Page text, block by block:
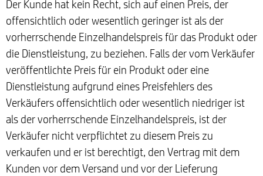
Der Kunde hat kein Recht, sich auf einen Preis, der
offensichtlich oder wesentlich geringer ist als der
vorherrschende Einzelhandelspreis für das Produkt oder
die Dienstleistung, zu beziehen. Falls der vom Verkäufer
veröffentlichte Preis für ein Produkt oder eine
Dienstleistung aufgrund eines Preisfehlers des
Verkäufers offensichtlich oder wesentlich niedriger ist
als der vorherrschende Einzelhandelspreis, ist der
Verkäufer nicht verpflichtet zu diesem Preis zu
verkaufen und er ist berechtigt, den Vertrag mit dem
Kunden vor dem Versand und vor der Lieferung